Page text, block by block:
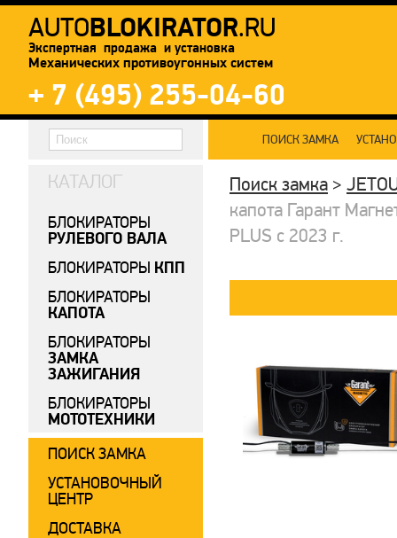
AUTOBLOKIRATOR.RU
Экспертная продажа и установка
Механических противоугонных систем
+ 7 (495) 255-04-60
ПОИСК ЗАМКА
Поиск замка >
капота Гарант
PLUS с 2023 г.
КАТАЛОГ
БЛОКИРАТОРЫ
РУЛЕВОГО ВАЛА
БЛОКИРАТОРЫ КПП
БЛОКИРАТОРЫ
КАПОТА
БЛОКИРАТОРЫ
ЗАМКА
ЗАЖИГАНИЯ
БЛОКИРАТОРЫ
МОТОТЕХНИКИ
ПОИСК ЗАМКА
УСТАНОВОЧНЫЙ
ЦЕНТР
ДОСТАВКА